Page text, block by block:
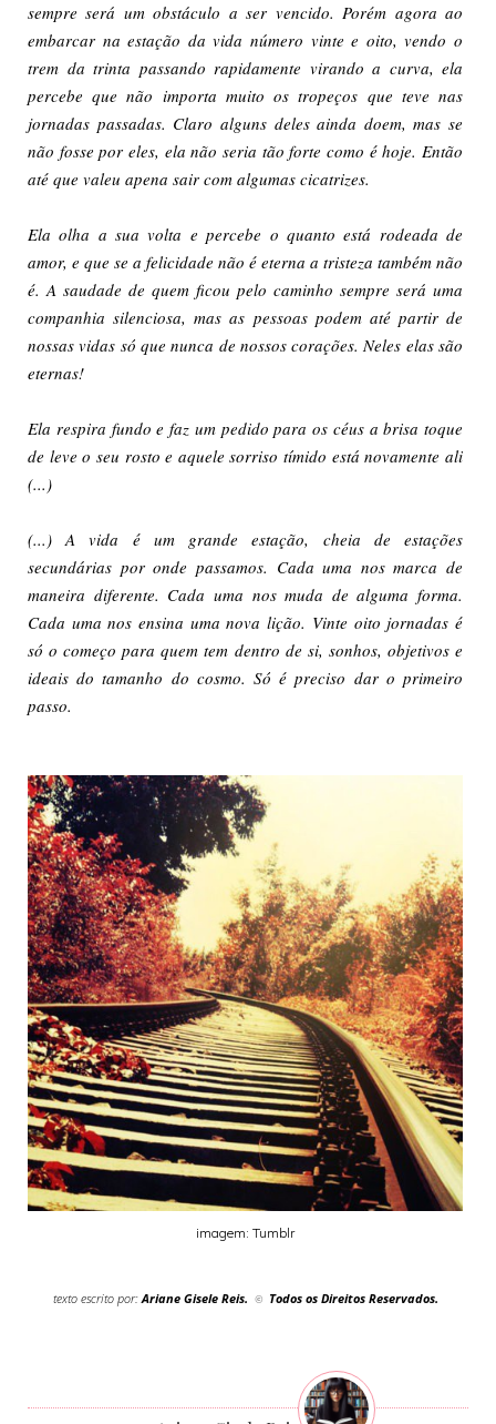
sempre será um obstáculo a ser vencido. Porém agora ao
embarcar na estação da vida número vinte e oito, vendo o
trem da trinta passando rapidamente virando a curva, ela
percebe que não importa muito os tropeços que teve nas
jornadas passadas. Claro alguns deles ainda doem, mas se
não fosse por eles, ela não seria tão forte como é hoje. Então
até que valeu apena sair com algumas cicatrizes.
Ela olha a sua volta e percebe o quanto está rodeada de
amor, e que se a felicidade não é eterna a tristeza também não
é. A saudade de quem ficou pelo caminho sempre será uma
companhia silenciosa, mas as pessoas podem até partir de
nossas vidas só que nunca de nossos corações. Neles elas são
eternas!
Ela respira fundo e faz um pedido para os céus a brisa toque
de leve o seu rosto e aquele sorriso tímido está novamente ali
(...)
(...) A vida é um grande estação, cheia de estações
secundárias por onde passamos. Cada uma nos marca de
maneira diferente. Cada uma nos muda de alguma forma.
Cada uma nos ensina uma nova lição. Vinte oito jornadas é
só o começo para quem tem dentro de si, sonhos, objetivos e
ideais do tamanho do cosmo. Só é preciso dar o primeiro
passo.
imagem: Tumblr
texto escrito por: Ariane Gisele Reis. ©Todos os Direitos Reservados.